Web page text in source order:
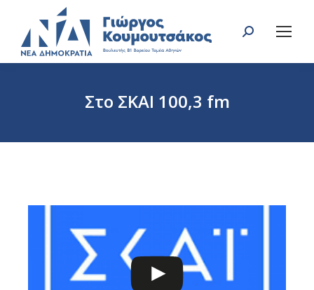
Search:
Στο ΣΚΑΙ 100,3 fm